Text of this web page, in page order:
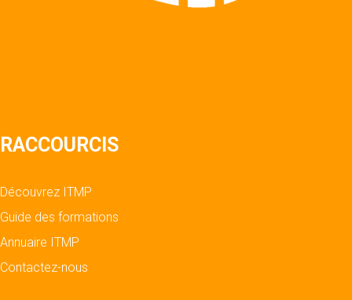
RACCOURCIS
Découvrez ITMP
Guide des formations
Annuaire ITMP
Contactez-nous